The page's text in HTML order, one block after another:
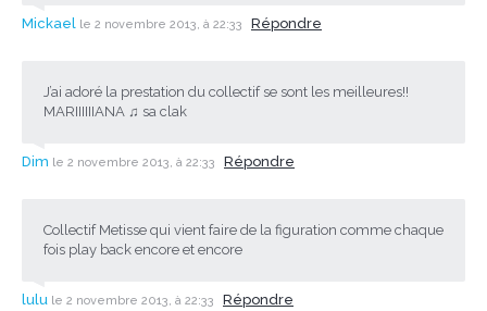
Mickael le 2 novembre 2013, à 22:33 Répondre
J’ai adoré la prestation du collectif se sont les meilleures!!
MARIIIIIIANA ♫ sa clak
Dim le 2 novembre 2013, à 22:33 Répondre
Collectif Metisse qui vient faire de la figuration comme chaque
fois play back encore et encore
lulu le 2 novembre 2013, à 22:33 Répondre